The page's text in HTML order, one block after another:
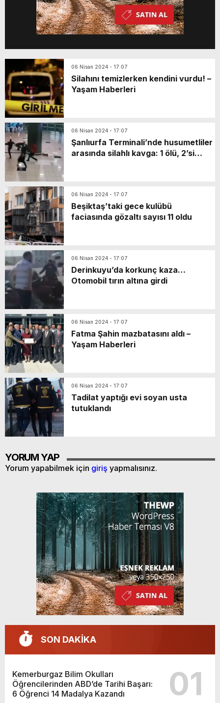
06 Nisan 2024 - 17:07
Silahını temizlerken kendini vurdu! –
Yaşam Haberleri
06 Nisan 2024 - 17:07
Şanlıurfa Terminali’nde husumetliler
arasında silahlı kavga: 1 ölü, 2’si
06 Nisan 2024 - 17:07
Beşiktaş’taki gece kulübü
faciasında gözaltı sayısı 11 oldu
06 Nisan 2024 - 17:07
Derinkuyu’da korkunç kaza…
Otomobil tırın altına girdi
06 Nisan 2024 - 17:07
Fatma Şahin mazbatasını aldı –
Yaşam Haberleri
06 Nisan 2024 - 17:07
Tadilat yaptığı evi soyan usta
tutuklandı
YORUM YAP
Yorum yapabilmek için giriş yapmalısınız.
SON DAKİKA
Kemerburgaz Bilim Okulları
Öğrencilerinden ABD’de Tarihi Başarı:
6 Öğrenci 14 Madalya Kazandı
01